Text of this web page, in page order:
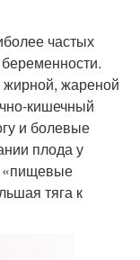
частых
жареной
кишечный
и болевые
плода у
«пищевые
тяга к